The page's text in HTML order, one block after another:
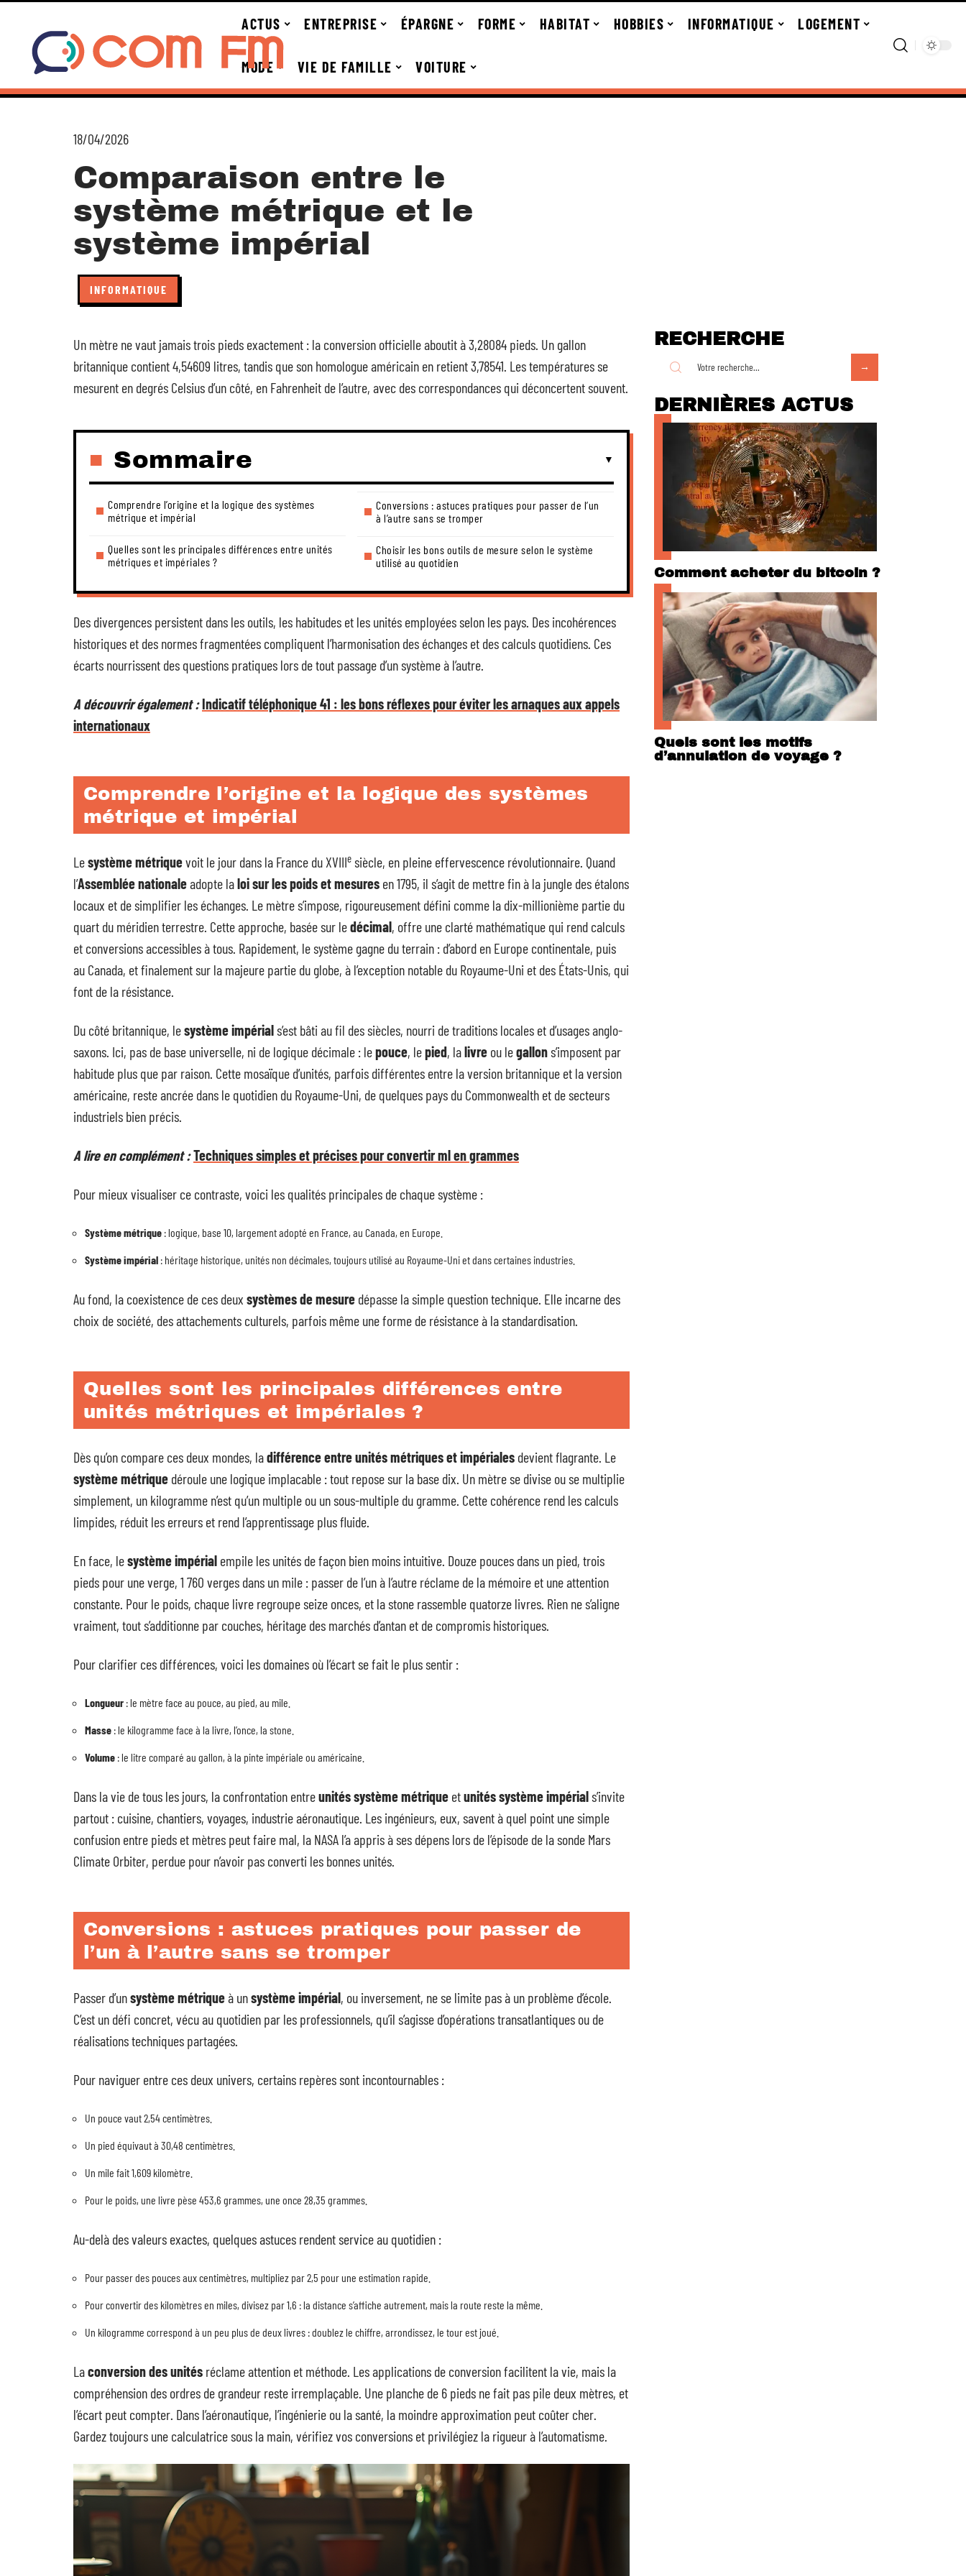
ACTUS ENTREPRISE ÉPARGNE FORME HABITAT HOBBIES INFORMATIQUE LOGEMENT
MODE VIE DE FAMILLE VOITURE
18/04/2026
Comparaison entre le
système métrique et le
système impérial
INFORMATIQUE
Un mètre ne vaut jamais trois pieds exactement : la conversion officielle aboutit à 3,28084 pieds. Un gallon
britannique contient 4,54609 litres, tandis que son homologue américain en retient 3,78541. Les températures se
mesurent en degrés Celsius d’un côté, en Fahrenheit de l’autre, avec des correspondances qui déconcertent souvent.
Sommaire
Comprendre l’origine et la logique des systèmes
métrique et impérial
Quelles sont les principales différences entre unités
métriques et impériales ?
Conversions : astuces pratiques pour passer de l’un
à l’autre sans se tromper
Choisir les bons outils de mesure selon le système
utilisé au quotidien
Des divergences persistent dans les outils, les habitudes et les unités employées selon les pays. Des incohérences
historiques et des normes fragmentées compliquent l’harmonisation des échanges et des calculs quotidiens. Ces
écarts nourrissent des questions pratiques lors de tout passage d’un système à l’autre.
A découvrir également :Indicatif téléphonique 41 : les bons réflexes pour éviter les arnaques aux appels
internationaux
Comprendre l’origine et la logique des systèmes
métrique et impérial
Lesystème métriquevoit le jour dans la France du XVIIIe siècle, en pleine effervescence révolutionnaire. Quand
l’Assemblée nationaleadopte laloi sur les poids et mesures en 1795, il s’agit de mettre fin à la jungle des étalons
locaux et de simplifier les échanges. Le mètre s’impose, rigoureusement défini comme la dix-millionième partie du
quart du méridien terrestre. Cette approche, basée sur ledécimal, offre une clarté mathématique qui rend calculs
et conversions accessibles à tous. Rapidement, le système gagne du terrain : d’abord en Europe continentale, puis
au Canada, et finalement sur la majeure partie du globe, à l’exception notable du Royaume-Uni et des États-Unis, qui
font de la résistance.
Du côté britannique, lesystème impérials’est bâti au fil des siècles, nourri de traditions locales et d’usages anglo-
saxons. Ici, pas de base universelle, ni de logique décimale : lepouce, lepied, lalivre ou legallons’imposent par
habitude plus que par raison. Cette mosaïque d’unités, parfois différentes entre la version britannique et la version
américaine, reste ancrée dans le quotidien du Royaume-Uni, de quelques pays du Commonwealth et de secteurs
industriels bien précis.
A lire en complément :Techniques simples et précises pour convertir ml en grammes
Pour mieux visualiser ce contraste, voici les qualités principales de chaque système :
Système métrique : logique, base 10, largement adopté en France, au Canada, en Europe.
Système impérial : héritage historique, unités non décimales, toujours utilisé au Royaume-Uni et dans certaines industries.
Au fond, la coexistence de ces deux systèmes de mesure dépasse la simple question technique. Elle incarne des
choix de société, des attachements culturels, parfois même une forme de résistance à la standardisation.
Quelles sont les principales différences entre
unités métriques et impériales ?
Dès qu’on compare ces deux mondes, ladifférence entre unités métriques et impériales devient flagrante. Le
système métrique déroule une logique implacable : tout repose sur la base dix. Un mètre se divise ou se multiplie
simplement, un kilogramme n’est qu’un multiple ou un sous-multiple du gramme. Cette cohérence rend les calculs
limpides, réduit les erreurs et rend l’apprentissage plus fluide.
En face, lesystème impérial empile les unités de façon bien moins intuitive. Douze pouces dans un pied, trois
pieds pour une verge, 1 760 verges dans un mile : passer de l’un à l’autre réclame de la mémoire et une attention
constante. Pour le poids, chaque livre regroupe seize onces, et la stone rassemble quatorze livres. Rien ne s’aligne
vraiment, tout s’additionne par couches, héritage des marchés d’antan et de compromis historiques.
Pour clarifier ces différences, voici les domaines où l’écart se fait le plus sentir :
Longueur : le mètre face au pouce, au pied, au mile.
Masse : le kilogramme face à la livre, l’once, la stone.
Volume : le litre comparé au gallon, à la pinte impériale ou américaine.
Dans la vie de tous les jours, la confrontation entreunités système métrique etunités système impérials’invite
partout : cuisine, chantiers, voyages, industrie aéronautique. Les ingénieurs, eux, savent à quel point une simple
confusion entre pieds et mètres peut faire mal, la NASA l’a appris à ses dépens lors de l’épisode de la sonde Mars
Climate Orbiter, perdue pour n’avoir pas converti les bonnes unités.
Conversions : astuces pratiques pour passer de
l’un à l’autre sans se tromper
Passer d’unsystème métriqueà unsystème impérial, ou inversement, ne se limite pas à un problème d’école.
C’est un défi concret, vécu au quotidien par les professionnels, qu’il s’agisse d’opérations transatlantiques ou de
réalisations techniques partagées.
Pour naviguer entre ces deux univers, certains repères sont incontournables :
Un pouce vaut 2,54 centimètres.
Un pied équivaut à 30,48 centimètres.
Un mile fait 1,609 kilomètre.
Pour le poids, une livre pèse 453,6 grammes, une once 28,35 grammes.
Au-delà des valeurs exactes, quelques astuces rendent service au quotidien :
Pour passer des pouces aux centimètres, multipliez par 2,5 pour une estimation rapide.
Pour convertir des kilomètres en miles, divisez par 1,6 : la distance s’affiche autrement, mais la route reste la même.
Un kilogramme correspond à un peu plus de deux livres : doublez le chiffre, arrondissez, le tour est joué.
Laconversion des unités réclame attention et méthode. Les applications de conversion facilitent la vie, mais la
compréhension des ordres de grandeur reste irremplaçable. Une planche de 6 pieds ne fait pas pile deux mètres, et
l’écart peut compter. Dans l’aéronautique, l’ingénierie ou la santé, la moindre approximation peut coûter cher.
Gardez toujours une calculatrice sous la main, vérifiez vos conversions et privilégiez la rigueur à l’automatisme.
RECHERCHE
DERNIÈRES ACTUS
Comment acheter du bitcoin ?
Quels sont les motifs
d’annulation de voyage ?